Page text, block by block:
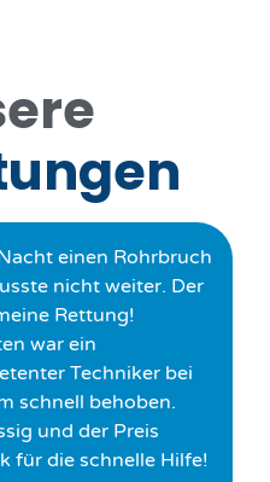
einen Rohrbruch
nicht weiter. Der
Rettung!
war ein
Techniker bei
schnell behoben.
und der Preis
für die schnelle Hilfe!